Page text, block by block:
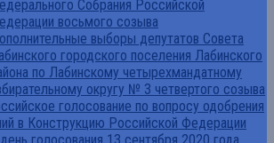
Собрания Российской
восьмого созыва
выборы депутатов Совета
городского поселения Лабинского
по Лабинскому четырехмандатному
округу № 3 четвертого созыва
голосование по вопросу одобрения
в Конструкцию Российской Федерации